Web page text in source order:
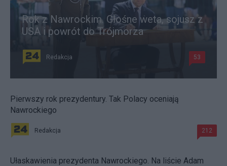
Rok z Nawrockim. Głośne weta, sojusz z
USA i powrót do Trójmorza
Redakcja 53
Pierwszy rok prezydentury. Tak Polacy oceniają
Nawrockiego
Redakcja 212
Ułaskawienia prezydenta Nawrockiego. Na liście Adam